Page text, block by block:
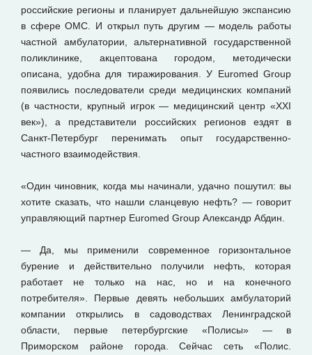
российские регионы и планирует дальнейшую экспансию
в сфере ОМС. И открыл путь другим — модель работы
частной амбулатории, альтернативной государственной
поликлинике, акцептована городом, методически
описана, удобна для тиражирования. У Euromed Group
появились последователи среди медицинских компаний
(в частности, крупный игрок — медицинский центр «XXI
век»), а представители российских регионов ездят в
Санкт-Петербург перенимать опыт государственно-
частного взаимодействия.
«Один чиновник, когда мы начинали, удачно пошутил: вы
хотите сказать, что нашли сланцевую нефть? — говорит
управляющий партнер Euromed Group Александр Абдин.
— Да, мы применили современное горизонтальное
бурение и действительно получили нефть, которая
работает не только на нас, но и на конечного
потребителя». Первые девять небольших амбулаторий
компании открылись в садоводствах Ленинградской
области, первые петербургские «Полисы» — в
Приморском районе города. Сейчас сеть «Полис.